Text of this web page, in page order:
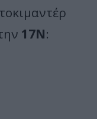
17Ν: